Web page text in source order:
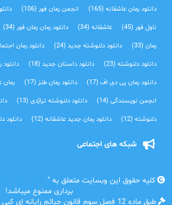
دانلود رمان عاشقانه(165) انجمن رمان فور(106)
ناول فور(45) عاشقانه(34) دانلود رمان رمان فور(34)
رمان(33) دانلود دلنوشته جدید(24) دانلود رمان
دانلود دلنوشته(23) دانلود داستان جدید(18) دانلود
دانلود رمان پی دی اف(17) دانلود رمان طنز(17) رمان
انجمن نویسندگی(14) دانلود دلنوشته تراژدی‌(13)
دلنوشته(12) دانلود رمان جدید عاشقانه(12) دانلود
شبکه های اجتماعی
کلیه حقوق این وبسایت متعلق به "
برداری ممنوع میباشد!
طبق ماده 12 فصل سوم قانون جرائم رایانه